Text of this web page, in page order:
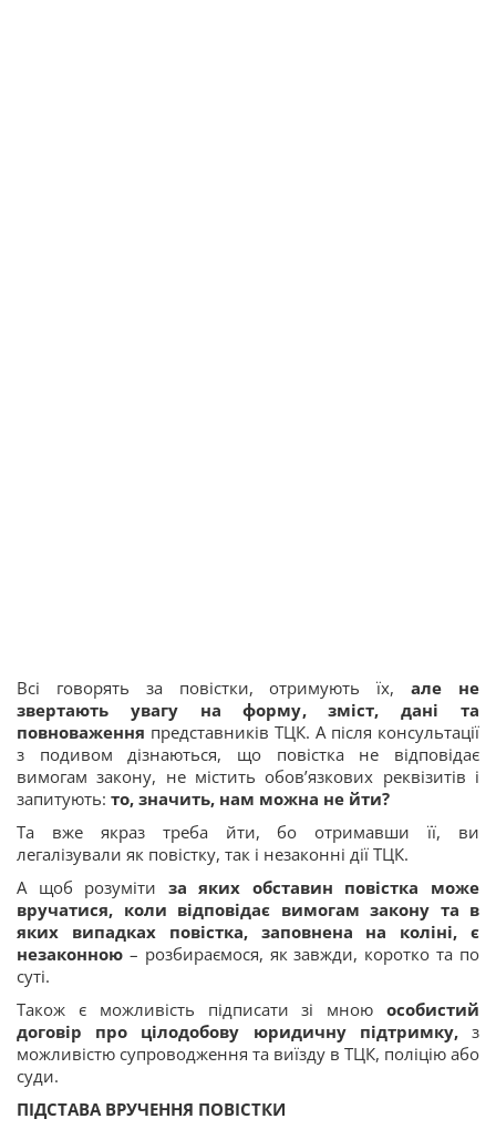
Всі говорять за повістки, отримують їх,але не
звертають увагу на форму, зміст, дані та
повноваження представників ТЦК. А після консультації
з подивом дізнаються, що повістка не відповідає
вимогам закону, не містить обов’язкових реквізитів і
запитують: то, значить, нам можна не йти?
Та вже якраз треба йти, бо отримавши її, ви
легалізували як повістку, так і незаконні дії ТЦК.
А щоб розуміти за яких обставин повістка може
вручатися, коли відповідає вимогам закону та в
яких випадках повістка, заповнена на коліні, є
незаконною – розбираємося, як завжди, коротко та по
суті.
Також є можливість підписати зі мною особистий
договір про цілодобову юридичну підтримку,з
можливістю супроводження та виїзду в ТЦК, поліцію або
суди.
ПІДСТАВА ВРУЧЕННЯ ПОВІСТКИ